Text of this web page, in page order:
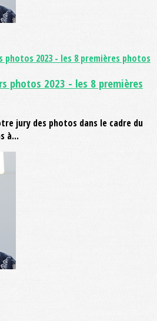
photos 2023 - les 8 premières
jury des photos dans le cadre du
à...